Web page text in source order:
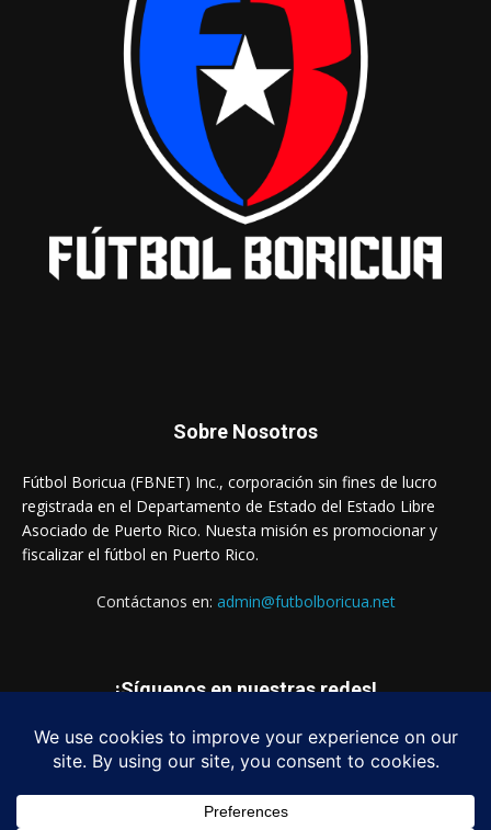
Sobre Nosotros
Fútbol Boricua (FBNET) Inc., corporación sin fines de lucro
registrada en el Departamento de Estado del Estado Libre
Asociado de Puerto Rico. Nuesta misión es promocionar y
fiscalizar el fútbol en Puerto Rico.
Contáctanos en: admin@futbolboricua.net
¡Síguenos en nuestras redes!